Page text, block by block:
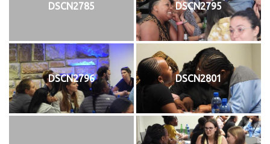
DSCN2785 DSCN2795
DSCN2796 DSCN2801